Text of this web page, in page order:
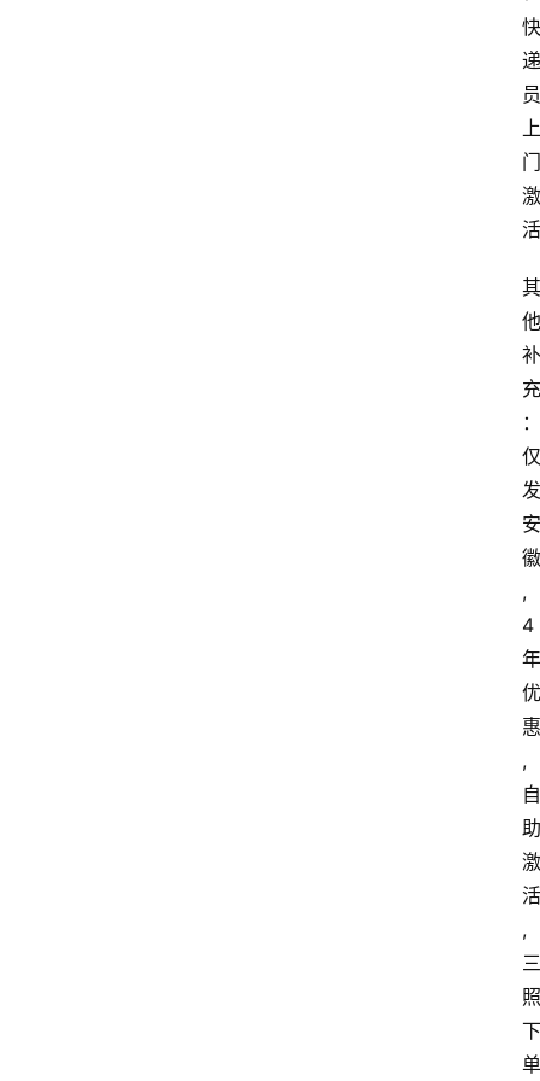
快
递
员
上
门
激
活
其
他
补
充
：
仅
发
安
徽
,
4
年
优
惠
,
自
助
激
活
,
三
照
下
单